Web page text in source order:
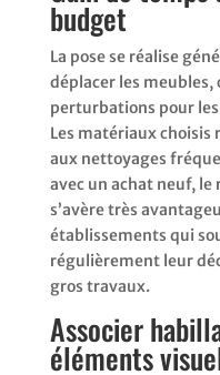
budget
La pose se réalise
déplacer les meubles,
perturbations pour
Les matériaux choisis
aux nettoyages
avec un achat neuf,
s’avère très
établissements qui
régulièrement leur
gros travaux.
Associer
éléments